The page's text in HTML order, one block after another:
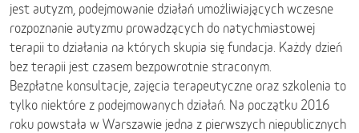
jest autyzm, podejmowanie działań umożliwiających wczesne
rozpoznanie autyzmu prowadzących do natychmiastowej
terapii to działania na których skupia się fundacja. Każdy dzień
bez terapii jest czasem bezpowrotnie straconym.
Bezpłatne konsultacje, zajęcia terapeutyczne oraz szkolenia to
tylko niektóre z podejmowanych działań. Na początku 2016
roku powstała w Warszawie jedna z pierwszych niepublicznych